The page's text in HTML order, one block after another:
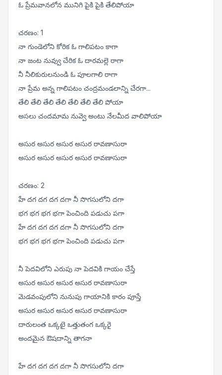
ఓ ప్రేమవానలోన మునిగి పైకి పైకి తేలిపోయా
చరణం: 1
నా గుండెలోని కోరిక ఓ గాలిపటం కాగా
నా జంట నువ్వు చేరిక ఓ దారమల్లె రాగా
నీ నీలికురులనుండి ఓ పూలగాలి రాగా
నా ప్రేమ అన్న గాలిపటం చంద్రమండలాన్ని చేరగా...
తేలి తేలి తేలి తేలి తేలి తేలి తేలి పోయా
అసలు చందమామ నువ్వె అంటు నేలమీద వాలిపోయా
అసుర అసుర అసుర అసుర రావణాసురా
అసుర అసుర అసుర అసుర రావణాసురా
చరణం: 2
హే దగ దగ దగ దగా నీ సొగసులోని దగా
భగ భగ భగ భగా పెంచింది పడుచు పగా
హే దగ దగ దగ దగా నీ సొగసులోని దగా
భగ భగ భగ భగా పెంచింది పడుచు పగా
నీ పెదవిలోని ఎరుపు నా పెదవికి గాయం చేస్తే
అసుర అసుర అసుర అసుర రావణాసురా
మెడవంపులోని నునుపు గాయానికి కారం పూస్తే
అసుర అసుర అసుర అసుర రావణాసురా
దారులంత ఒక్కటై ఒత్తుతంగ ఒక్కరై
అందమైన ఔషదాన్ని తాగనా
హే దగ దగ దగ దగా నీ సొగసులోని దగా